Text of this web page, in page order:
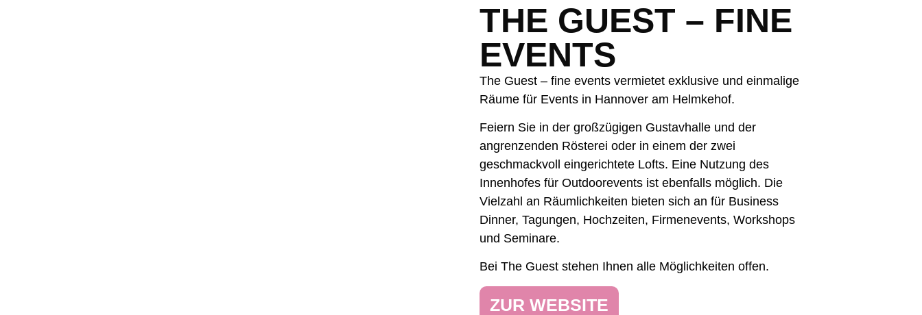
THE GUEST – FINE
EVENTS
The Guest – fine events vermietet exklusive und einmalige
Räume für Events in Hannover am Helmkehof.
Feiern Sie in der großzügigen Gustavhalle und der
angrenzenden Rösterei oder in einem der zwei
geschmackvoll eingerichtete Lofts. Eine Nutzung des
Innenhofes für Outdoorevents ist ebenfalls möglich. Die
Vielzahl an Räumlichkeiten bieten sich an für Business
Dinner, Tagungen, Hochzeiten, Firmenevents, Workshops
und Seminare.
Bei The Guest stehen Ihnen alle Möglichkeiten offen.
ZUR WEBSITE